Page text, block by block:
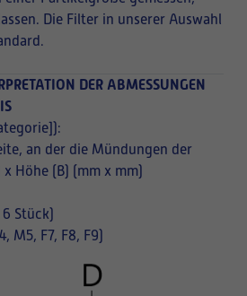
Die Filter in unserer Auswahl
DER ABMESSUNGEN
an der die Mündungen der
Höhe (B) (mm x mm)
Stück)
M5, F7, F8, F9)